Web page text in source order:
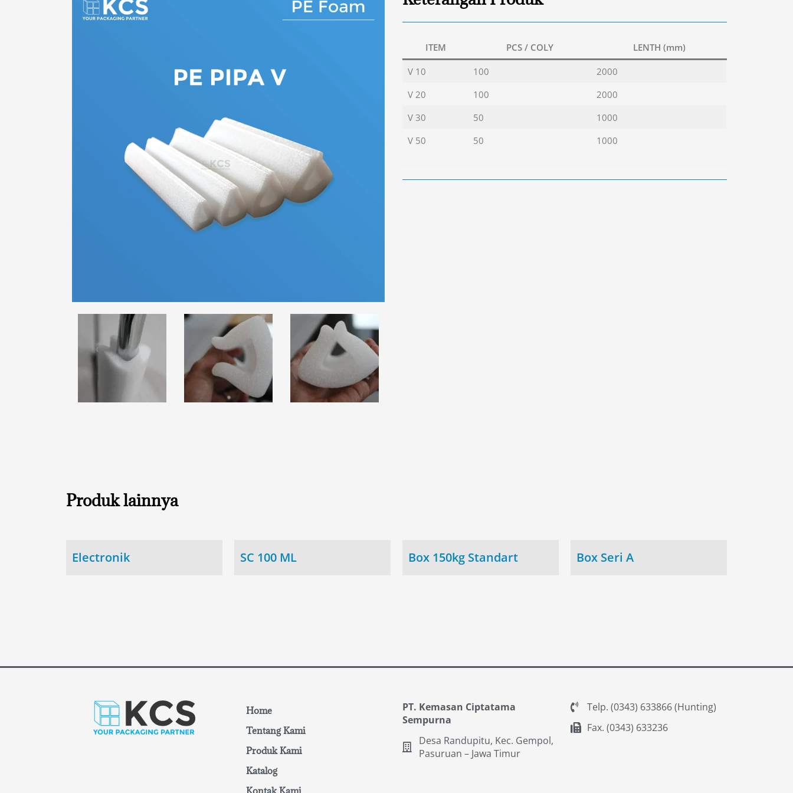
ITEM PCS / COLY LENTH (mm)
V 10 100
2000
V 20
100
2000
V 30
50
1000
V 50
50 1000
Produk lainnya
Electronik SC 100 ML Box 150kg Standart Box Seri A
Home
Tentang Kami
Produk Kami
Katalog
Kontak Kami
PT. Kemasan Ciptatama
Sempurna
Desa Randupitu, Kec. Gempol,
Pasuruan – Jawa Timur
Telp. (0343) 633866 (Hunting)
Fax. (0343) 633236